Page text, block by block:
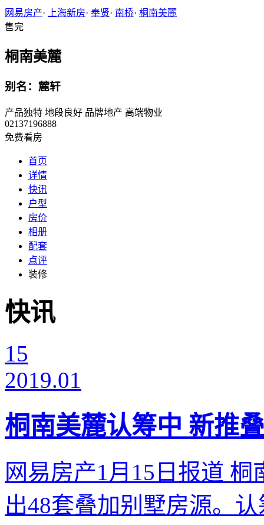
网易房产· 上海新房· 奉贤· 南桥· 桐南美麓
售完
桐南美麓
别名：麓轩
产品独特 地段良好 品牌地产 高端物业
02137196888
免费看房
首页
详情
快讯
户型
房价
相册
配套
点评
装修
快讯
15
2019.01
桐南美麓认筹中 新推
网易房产1月15日报道
出48套叠加别墅房源。